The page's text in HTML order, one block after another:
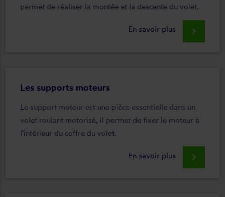
permet de réaliser la montée et la descente du volet.
En savoir plus keyboard_arrow_right
Les supports moteurs
Le support moteur est une pièce essentielle dans un
volet roulant motorisé, il permet de fixer le moteur à
l'intérieur du coffre du volet.
En savoir plus keyboard_arrow_right